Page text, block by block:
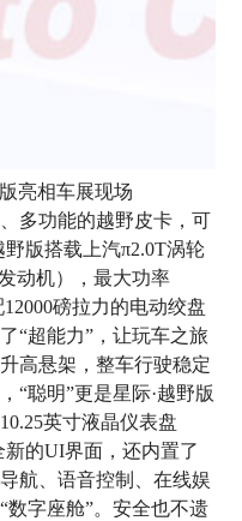
亮相车展现场
多功能的越野皮卡，可
版搭载上汽π2.0T涡轮
动机），最大功率
磅拉力的电动绞盘
“超能力”，让玩车之旅
高悬架，整车行驶稳定
“聪明”更是星际·越野版
英寸液晶仪表盘
的UI界面，还内置了
航、语音控制、在线娱
数字座舱”。安全也不遗